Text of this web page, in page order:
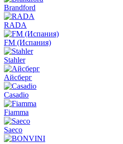
Brandford
RADA
FM (Испания)
Stahler
Айсберг
Casadio
Fiamma
Saeco